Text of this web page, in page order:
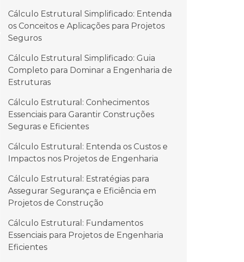
Cálculo Estrutural Simplificado: Entenda
os Conceitos e Aplicações para Projetos
Seguros
Cálculo Estrutural Simplificado: Guia
Completo para Dominar a Engenharia de
Estruturas
Cálculo Estrutural: Conhecimentos
Essenciais para Garantir Construções
Seguras e Eficientes
Cálculo Estrutural: Entenda os Custos e
Impactos nos Projetos de Engenharia
Cálculo Estrutural: Estratégias para
Assegurar Segurança e Eficiência em
Projetos de Construção
Cálculo Estrutural: Fundamentos
Essenciais para Projetos de Engenharia
Eficientes